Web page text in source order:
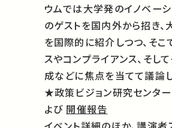
ウムでは大学発のイノベー
のゲストを国内外から招き
を国際的に紹介しつつ、そ
スやコンプライアンス、そし
成などに焦点を当てて議論し
★政策ビジョン研究センタ
よび 開催報告